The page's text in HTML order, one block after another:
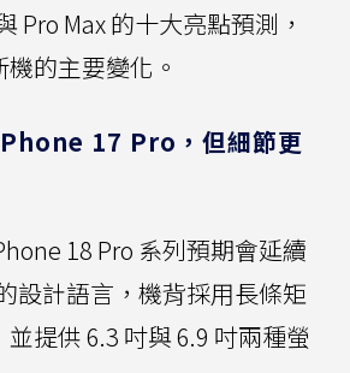
Pro Max 的十大亮點預測，
的主要變化。
17 Pro，但細節更
18 Pro 系列預期會延續
設計語言，機背採用長條矩
提供 6.3 吋與 6.9 吋兩種螢